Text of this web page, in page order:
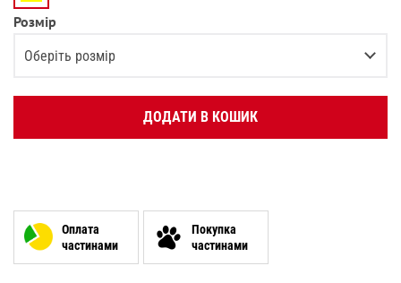
Розмір
Оберіть розмір
1.5-3 (14-16 СМ)
ДОДАТИ В КОШИК
Оплата
частинами
Покупка
частинами